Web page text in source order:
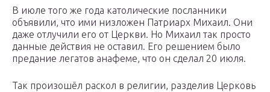
В июле того же года католические посланники
объявили, что ими низложен Патриарх Михаил. Они
даже отлучили его от Церкви. Но Михаил так просто
данные действия не оставил. Его решением было
предание легатов анафеме, что он сделал 20 июля.
Так произошёл раскол в религии, разделив Церковь